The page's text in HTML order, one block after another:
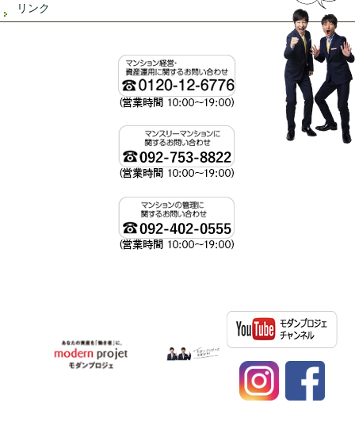
リンク
資産運用、不動産投資ならモダンプロジ